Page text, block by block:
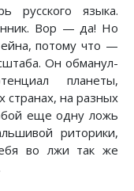
русского языка.
Вор — да! Но
потому что —
Он обманул-
планеты,
странах, на разных
еще одну ложь
риторики,
во лжи так же